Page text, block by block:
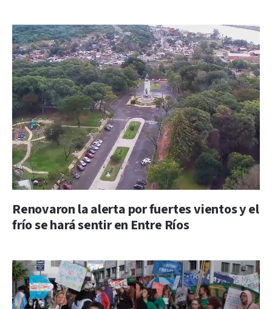
Renovaron la alerta por fuertes vientos y el
frío se hará sentir en Entre Ríos